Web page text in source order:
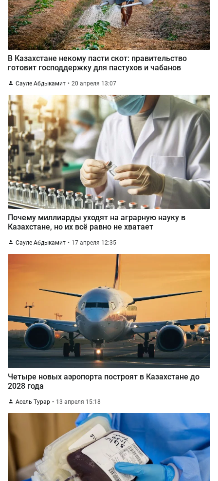
В Казахстане некому пасти скот: правительство
готовит господдержку для пастухов и чабанов
Сауле Абдыкамит 20 апреля 13:07
Почему миллиарды уходят на аграрную науку в
Казахстане, но их всё равно не хватает
Сауле Абдыкамит 17 апреля 12:35
Четыре новых аэропорта построят в Казахстане до
2028 года
Асель Турар 13 апреля 15:18